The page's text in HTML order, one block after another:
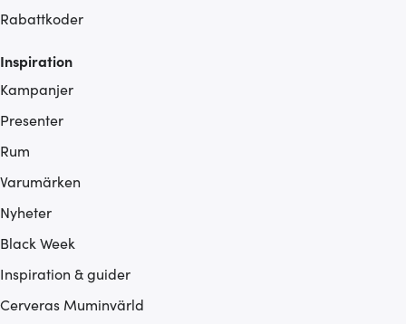
Rabattkoder
Inspiration
Kampanjer
Presenter
Rum
Varumärken
Nyheter
Black Week
Inspiration & guider
Cerveras Muminvärld